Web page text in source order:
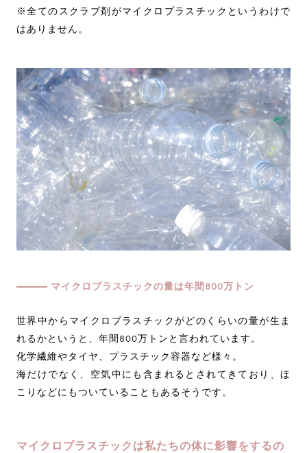
※全てのスクラブ剤がマイクロプラスチックというわけで
はありません。
マイクロプラスチックの量は年間800万トン
世界中からマイクロプラスチックがどのくらいの量が生ま
れるかというと、年間800万トンと言われています。
化学繊維やタイヤ、プラスチック容器など様々。
海だけでなく、空気中にも含まれるとされてきており、ほ
こりなどにもついていることもあるそうです。
マイクロプラスチックは私たちの体に影響をするの